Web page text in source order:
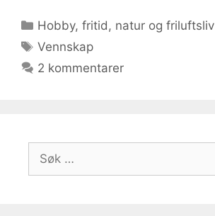
Kategorier
Hobby, fritid, natur og friluftsliv
Stikkord
Vennskap
2 kommentarer
etter: